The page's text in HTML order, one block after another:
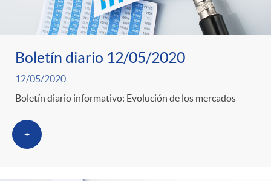
Boletín diario 12/05/2020
12/05/2020
Boletín diario informativo: Evolución de los mercados
+